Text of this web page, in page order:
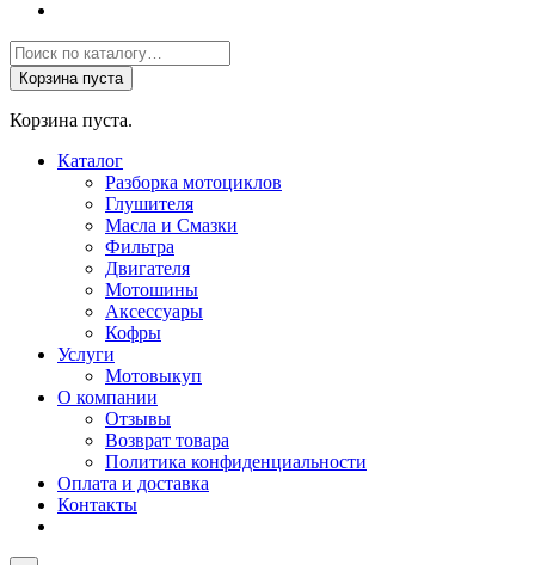
Поиск
товаров
Корзина пуста
Корзина пуста.
Каталог
Разборка мотоциклов
Глушителя
Масла и Смазки
Фильтра
Двигателя
Мотошины
Аксессуары
Кофры
Услуги
Мотовыкуп
О компании
Отзывы
Возврат товара
Политика конфиденциальности
Оплата и доставка
Контакты